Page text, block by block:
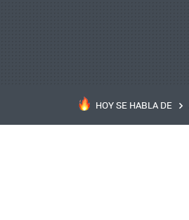
HOY SE HABLA DE